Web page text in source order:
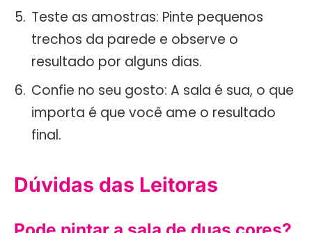
Teste as amostras: Pinte pequenos
trechos da parede e observe o
resultado por alguns dias.
Confie no seu gosto: A sala é sua, o que
importa é que você ame o resultado
final.
Dúvidas das Leitoras